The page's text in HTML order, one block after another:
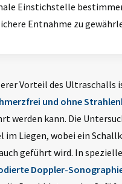
Einstichstelle
Entnahme zu
Vorteil des Ultraschalls
und ohne
werden kann. Die
im Liegen, wobei ein
geführt wird. In
Doppler-